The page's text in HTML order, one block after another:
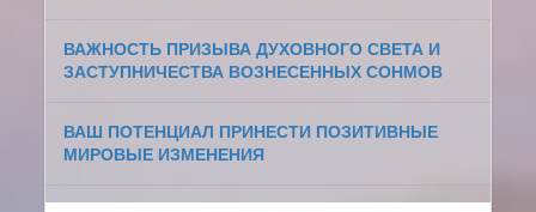
ВАЖНОСТЬ ПРИЗЫВА ДУХОВНОГО СВЕТА И
ЗАСТУПНИЧЕСТВА ВОЗНЕСЕННЫХ СОНМОВ
ВАШ ПОТЕНЦИАЛ ПРИНЕСТИ ПОЗИТИВНЫЕ
МИРОВЫЕ ИЗМЕНЕНИЯ